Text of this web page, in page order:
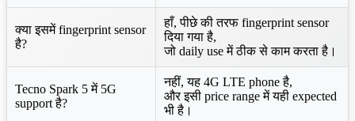
क्या इसमें fingerprint sensor
है?
हाँ, पीछे की तरफ fingerprint sensor
दिया गया है,
जो daily use में ठीक से काम करता है।
Tecno Spark 5 में 5G
support है?
नहीं, यह 4G LTE phone है,
और इसी price range में यही expected
भी है।